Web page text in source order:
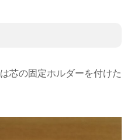
芯の固定ホルダーを付けた